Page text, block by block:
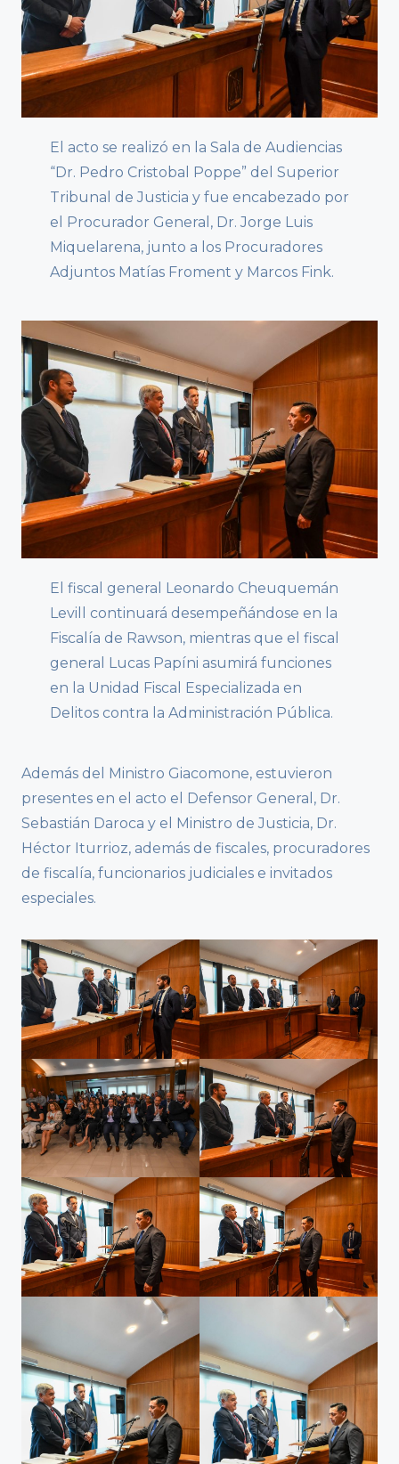
El acto se realizó en la Sala de Audiencias
“Dr. Pedro Cristobal Poppe” del Superior
Tribunal de Justicia y fue encabezado por
el Procurador General, Dr. Jorge Luis
Miquelarena, junto a los Procuradores
Adjuntos Matías Froment y Marcos Fink.
El fiscal general Leonardo Cheuquemán
Levill continuará desempeñándose en la
Fiscalía de Rawson, mientras que el fiscal
general Lucas Papíni asumirá funciones
en la Unidad Fiscal Especializada en
Delitos contra la Administración Pública.
Además del Ministro Giacomone, estuvieron
presentes en el acto el Defensor General, Dr.
Sebastián Daroca y el Ministro de Justicia, Dr.
Héctor Iturrioz, además de fiscales, procuradores
de fiscalía, funcionarios judiciales e invitados
especiales.